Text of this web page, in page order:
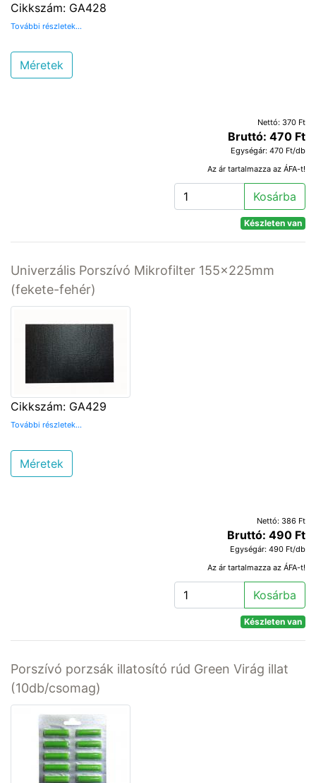
Cikkszám: GA428
További részletek...
Méretek
Nettó: 370 Ft
Bruttó: 470 Ft
Egységár: 470 Ft/db
Az ár tartalmazza az ÁFA-t!
Kosárba
Készleten van
Univerzális Porszívó Mikrofilter 155x225mm
(fekete-fehér)
Cikkszám: GA429
További részletek...
Méretek
Nettó: 386 Ft
Bruttó: 490 Ft
Egységár: 490 Ft/db
Az ár tartalmazza az ÁFA-t!
Kosárba
Készleten van
Porszívó porzsák illatosító rúd Green Virág illat
(10db/csomag)